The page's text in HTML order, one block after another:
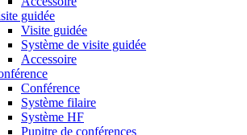
guidée
Visite guidée
Système de visite guidée
Accessoire
Conférence
Système filaire
Système HF
Pupitre de conférences